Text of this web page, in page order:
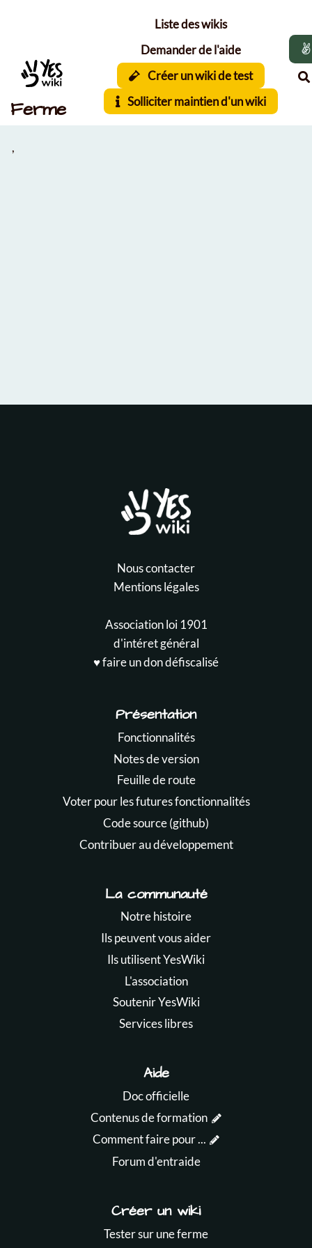
Ferme
Liste des wikis
Demander de l'aide
Créer un wiki de test
Solliciter maintien d'un wiki
,
Nous contacter
Mentions légales
Association loi 1901
d'intéret général
♥️ faire un don défiscalisé
Présentation
Fonctionnalités
Notes de version
Feuille de route
Voter pour les futures fonctionnalités
Code source (github)
Contribuer au développement
La communauté
Notre histoire
Ils peuvent vous aider
Ils utilisent YesWiki
L'association
Soutenir YesWiki
Services libres
Aide
Doc officielle
Contenus de formation
Comment faire pour ...
Forum d'entraide
Créer un wiki
Tester sur une ferme